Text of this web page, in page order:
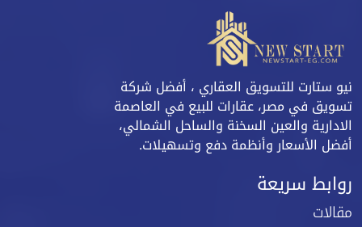
نيو ستارت للتسويق العقاري ، أفضل شركة
تسويق في مصر، عقارات للبيع في العاصمة
الادارية والعين السخنة والساحل الشمالي،
أفضل الأسعار وأنظمة دفع وتسهيلات.
روابط سريعة
مقالات